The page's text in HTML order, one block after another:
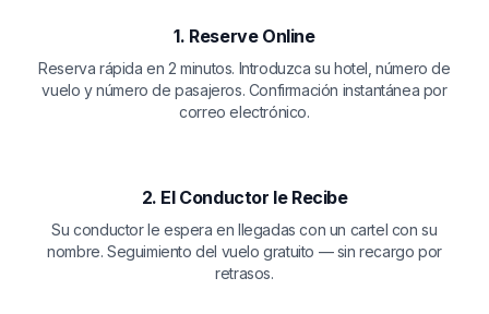
1. Reserve Online
Reserva rápida en 2 minutos. Introduzca su hotel, número de
vuelo y número de pasajeros. Confirmación instantánea por
correo electrónico.
2. El Conductor le Recibe
Su conductor le espera en llegadas con un cartel con su
nombre. Seguimiento del vuelo gratuito — sin recargo por
retrasos.